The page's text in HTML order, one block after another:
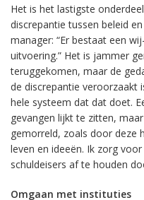
Het is het lastigste
discrepantie tussen beleid
manager: “Er bestaat een
uitvoering.” Het is jammer
teruggekomen, maar de
de discrepantie veroorzaakt
hele systeem dat dat doet.
gevangen lijkt te zitten,
gemorreld, zoals door deze
leven en ideeën. Ik zorg
schuldeisers af te houden
Omgaan met instituties